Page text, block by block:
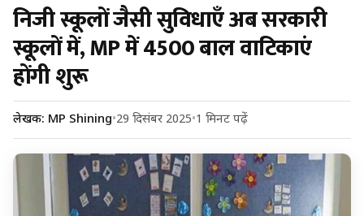
निजी स्कूलों जैसी सुविधाएँ अब सरकारी
स्कूलों में, MP में 4500 बाल वाटिकाएं
होंगी शुरू
लेखक: MP Shining•29 दिसंबर 2025•1 मिनट पढ़ें